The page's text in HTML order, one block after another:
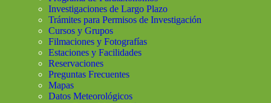
Investigaciones de Largo Plazo
Trámites para Permisos de Investigación
Cursos y Grupos
Filmaciones y Fotografías
Estaciones y Facilidades
Reservaciones
Preguntas Frecuentes
Mapas
Datos Meteorológicos